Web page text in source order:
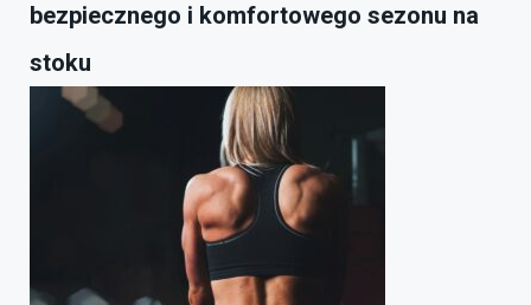
bezpiecznego i komfortowego sezonu na
stoku